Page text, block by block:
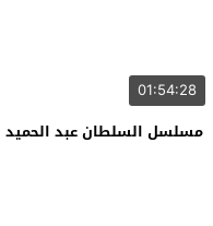
01:54:28
مسلسل السلطان عبد الحميد